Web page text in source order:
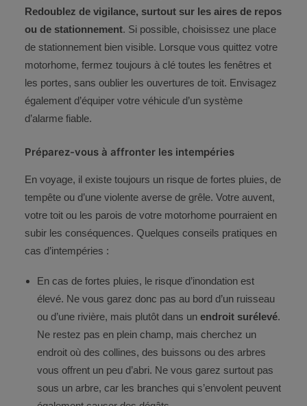
Redoublez de vigilance, surtout sur les aires de repos
ou de stationnement. Si possible, choisissez une place
de stationnement bien visible. Lorsque vous quittez votre
motorhome, fermez toujours à clé toutes les fenêtres et
les portes, sans oublier les ouvertures de toit. Envisagez
également d’équiper votre véhicule d’un système
d’alarme fiable.
Préparez-vous à affronter les intempéries
En voyage, il existe toujours un risque de fortes pluies, de
tempête ou d’une violente averse de grêle. Votre auvent,
votre toit ou les parois de votre motorhome pourraient en
subir les conséquences. Quelques conseils pratiques en
cas d’intempéries :
En cas de fortes pluies, le risque d’inondation est
élevé. Ne vous garez donc pas au bord d’un ruisseau
ou d’une rivière, mais plutôt dans un endroit surélevé.
Ne restez pas en plein champ, mais cherchez un
endroit où des collines, des buissons ou des arbres
vous offrent un peu d’abri. Ne vous garez surtout pas
sous un arbre, car les branches qui s’envolent peuvent